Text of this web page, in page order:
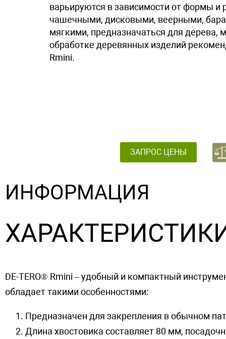
варьируются в зависимости от формы
чашечными, дисковыми, веерными,
мягкими, предназначаться для дерева,
обработке деревянных изделий
Rmini.
ЗАПРОС ЦЕНЫ
ИНФОРМАЦИЯ
DE-TERO® Rmini – удобный и компактный
обладает такими особенностями:
Предназначен для закрепления в обычном
Длина хвостовика составляет 80 мм,